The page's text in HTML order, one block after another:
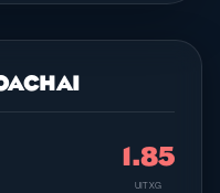
1.85
UIT XG